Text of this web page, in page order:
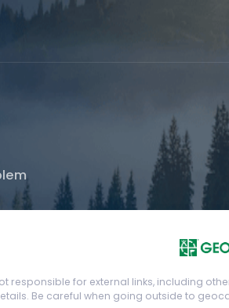
responsible for external links, including
Be careful when going outside to